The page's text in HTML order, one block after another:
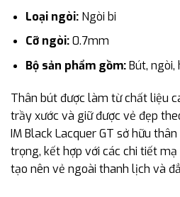
Loại ngòi:Ngòi bi
Cỡ ngòi:0.7mm
Bộ sản phẩm gồm:Bút, ngòi,
Thân bút được làm từ chất liệu
trầy xước và giữ được vẻ đẹp
IM Black Lacquer GT sở hữu
trọng, kết hợp với các chi tiết
tạo nên vẻ ngoài thanh lịch và